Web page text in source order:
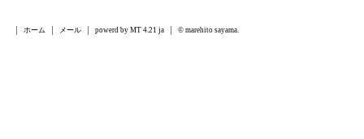
ホーム メール powerd by MT 4.21 ja © marehito sayama.